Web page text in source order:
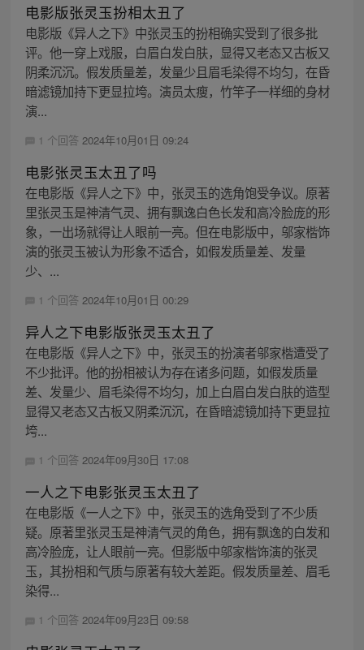
电影版张灵玉扮相太丑了
电影版《异人之下》中张灵玉的扮相确实受到了很多批
评。他一穿上戏服，白眉白发白肤，显得又老态又古板又
阴柔沉沉。假发质量差，发量少且眉毛染得不均匀，在昏
暗滤镜加持下更显拉垮。演员太瘦，竹竿子一样细的身材
演...
1 个回答 2024年10月01日 09:24
电影张灵玉太丑了吗
在电影版《异人之下》中，张灵玉的选角饱受争议。原著
里张灵玉是神清气灵、拥有飘逸白色长发和高冷脸庞的形
象，一出场就得让人眼前一亮。但在电影版中，邬家楷饰
演的张灵玉被认为形象不适合，如假发质量差、发量
少、...
1 个回答 2024年10月01日 00:29
异人之下电影版张灵玉太丑了
在电影版《异人之下》中，张灵玉的扮演者邬家楷遭受了
不少批评。他的扮相被认为存在诸多问题，如假发质量
差、发量少、眉毛染得不均匀，加上白眉白发白肤的造型
显得又老态又古板又阴柔沉沉，在昏暗滤镜加持下更显拉
垮...
1 个回答 2024年09月30日 17:08
一人之下电影张灵玉太丑了
在电影版《一人之下》中，张灵玉的选角受到了不少质
疑。原著里张灵玉是神清气灵的角色，拥有飘逸的白发和
高冷脸庞，让人眼前一亮。但影版中邬家楷饰演的张灵
玉，其扮相和气质与原著有较大差距。假发质量差、眉毛
染得...
1 个回答 2024年09月23日 09:58